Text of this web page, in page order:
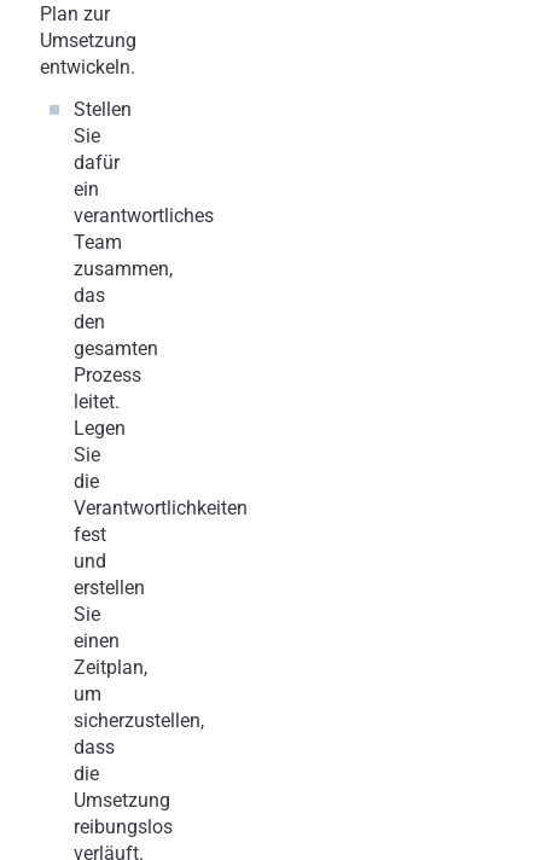
Plan zur
Umsetzung
entwickeln.
Stellen
Sie
dafür
ein
verantwortliches
Team
zusammen,
das
den
gesamten
Prozess
leitet.
Legen
Sie
die
Verantwortlichkeiten
fest
und
erstellen
Sie
einen
Zeitplan,
um
sicherzustellen,
dass
die
Umsetzung
reibungslos
verläuft.